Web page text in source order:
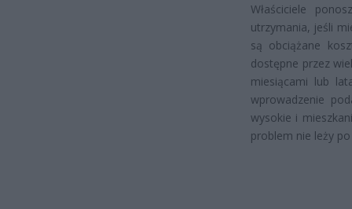
Właściciele
utrzymania, jeśli
są obciążane
dostępne przez
miesiącami lub
wprowadzenie
wysokie i
problem nie leży